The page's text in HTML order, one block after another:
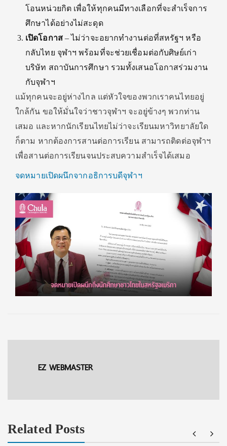
โอนหน่วยกิต เพื่อให้ทุกคนมีทางเลือกที่จะสำเร็จการ
ศึกษาได้อย่างไม่สะดุด
เปิดโอกาส– ไม่ว่าจะอยากทำงานต่อที่สหรัฐฯ หรือ
กลับไทย จุฬาฯ พร้อมที่จะช่วยเชื่อมต่อกับศิษย์เก่า
บริษัท สถาบันการศึกษา รวมทั้งเสนอโอกาสร่วมงาน
กับจุฬาฯ
แม้ทุกคนจะอยู่ห่างไกล แต่หัวใจของพวกเราคนไทยอยู่
ใกล้กัน ขอให้มั่นใจว่าชาวจุฬาฯ จะอยู่ข้างๆ พวกท่าน
เสมอ และหากนักเรียนไทยไม่ว่าจะเรียนมหาวิทยาลัยใด
ก็ตาม หากต้องการสานต่อการเรียน สามารถติดต่อจุฬาฯ
เพื่อสานต่อการเรียนจนประสบความสำเร็จได้เสมอ
จดหมายเปิดผนึกจากอธิการบดีจุฬาฯ
EZ WEBMASTER
Related Posts